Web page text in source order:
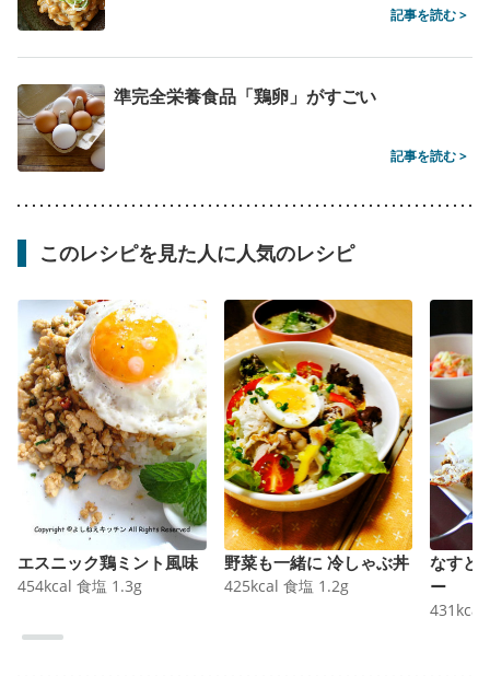
記事を読む >
準完全栄養食品「鶏卵」がすごい
記事を読む >
このレシピを見た人に人気のレシピ
エスニック鶏ミント風味
454kcal 食塩 1.3g
野菜も一緒に 冷しゃぶ丼
425kcal 食塩 1.2g
なすと
ー
431 kcal